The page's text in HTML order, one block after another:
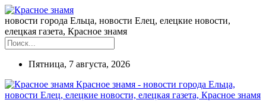
новости города Ельца, новости Елец, елецкие новости,
елецкая газета, Красное знамя
Пятница, 7 августа, 2026
Красное знамя - новости города Ельца,
новости Елец, елецкие новости, елецкая газета, Красное знамя